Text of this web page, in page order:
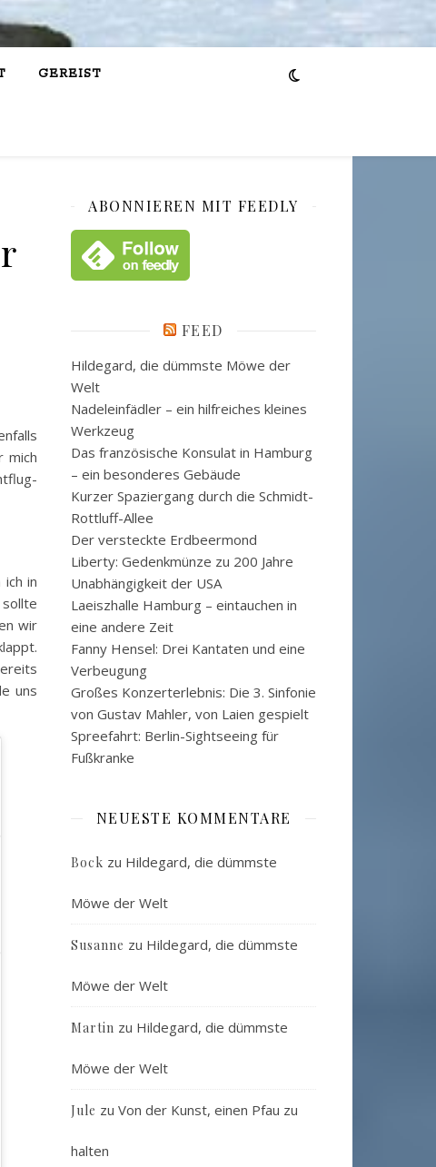
GEREIST
mich
in
wir
uns
ABONNIEREN MIT FEEDLY
FEED
Hildegard, die dümmste Möwe der
Welt
Nadeleinfädler – ein hilfreiches kleines
Werkzeug
Das französische Konsulat in Hamburg
– ein besonderes Gebäude
Kurzer Spaziergang durch die Schmidt-
Rottluff-Allee
Der versteckte Erdbeermond
Liberty: Gedenkmünze zu 200 Jahre
Unabhängigkeit der USA
Laeiszhalle Hamburg – eintauchen in
eine andere Zeit
Fanny Hensel: Drei Kantaten und eine
Verbeugung
Großes Konzerterlebnis: Die 3. Sinfonie
von Gustav Mahler, von Laien gespielt
Spreefahrt: Berlin-Sightseeing für
Fußkranke
NEUESTE KOMMENTARE
Bock zu Hildegard, die dümmste
Möwe der Welt
Susanne zu Hildegard, die dümmste
Möwe der Welt
Martin zu Hildegard, die dümmste
Möwe der Welt
Jule zu Von der Kunst, einen Pfau zu
halten